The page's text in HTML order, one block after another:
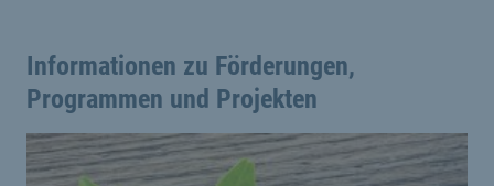
Informationen zu Förderungen,
Programmen und Projekten